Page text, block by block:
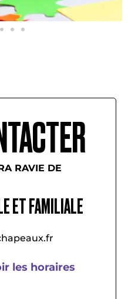
RAVIE DE
ET FAMILIALE
les horaires